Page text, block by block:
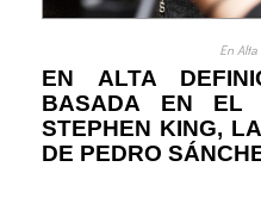
En
EN ALTA
BASADA EN EL
STEPHEN KING,
DE PEDRO